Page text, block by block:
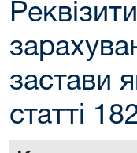
застави
статті